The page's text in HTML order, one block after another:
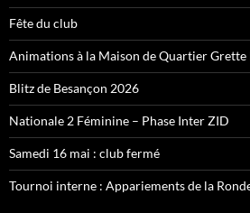
Fête du club
Animations à la Maison de Quartier Grette
Blitz de Besançon 2026
Nationale 2 Féminine – Phase Inter ZID
Samedi 16 mai : club fermé
Tournoi interne : Appariements de la